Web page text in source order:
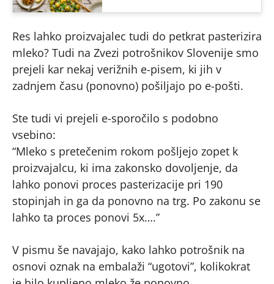
Res lahko proizvajalec tudi do petkrat pasterizira
mleko? Tudi na Zvezi potrošnikov Slovenije smo
prejeli kar nekaj verižnih e-pisem, ki jih v
zadnjem času (ponovno) pošiljajo po e-pošti.
Ste tudi vi prejeli e-sporočilo s podobno
vsebino:
“Mleko s pretečenim rokom pošljejo zopet k
proizvajalcu, ki ima zakonsko dovoljenje, da
lahko ponovi proces pasterizacije pri 190
stopinjah in ga da ponovno na trg. Po zakonu se
lahko ta proces ponovi 5x….”
V pismu še navajajo, kako lahko potrošnik na
osnovi oznak na embalaži “ugotovi”, kolikokrat